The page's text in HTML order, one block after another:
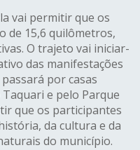
vai permitir que os
de 15,6 quilômetros,
O trajeto vai iniciar-
das manifestações
por casas
e pelo Parque
que os participantes
da cultura e da
do município.